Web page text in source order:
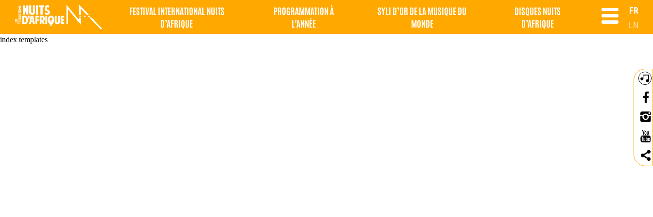
FESTIVAL INTERNATIONAL NUITS
D’AFRIQUE
PROGRAMMATION À
L’ANNÉE
SYLI D’OR DE LA MUSIQUE DU
MONDE
DISQUES NUITS
D’AFRIQUE
FR
EN
index templates